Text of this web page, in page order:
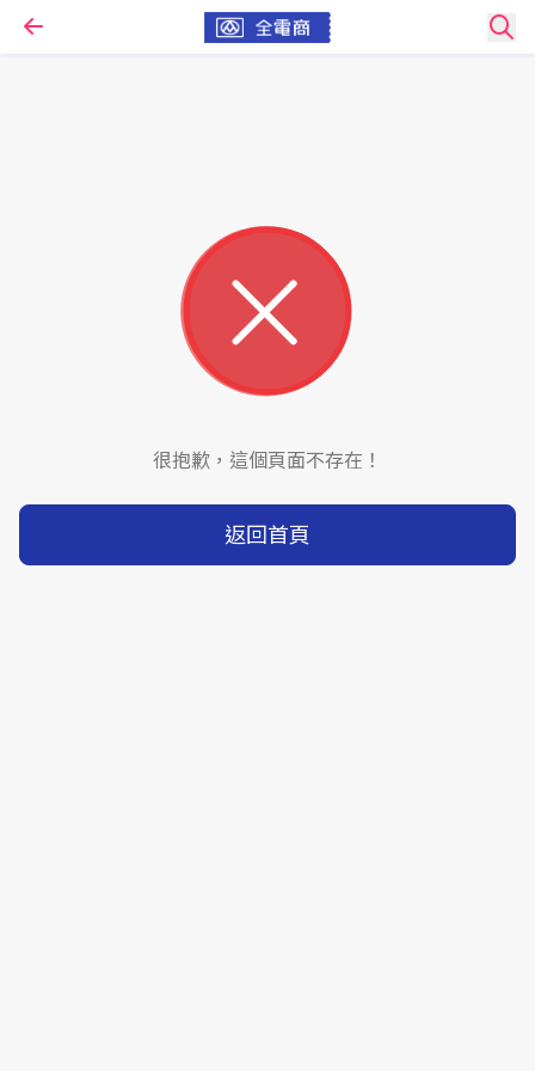
很抱歉，這個頁面不存在！
返回首頁